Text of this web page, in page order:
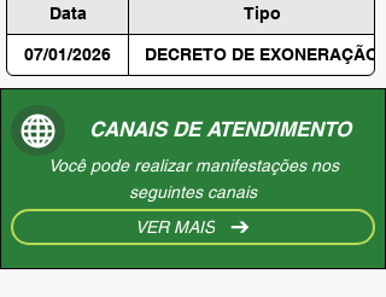
Data Tipo
07/01/2026 DECRETO DE EXONERAÇÃO
CANAIS DE ATENDIMENTO
Você pode realizar manifestações nos
seguintes canais
VER MAIS